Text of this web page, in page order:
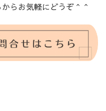
らお気軽にどうぞ＾＾